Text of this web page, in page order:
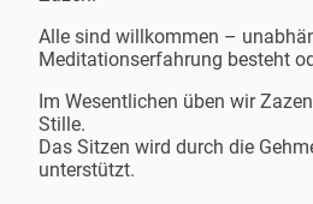
Alle sind willkommen –
Meditationserfahrung besteht
Im Wesentlichen üben wir
Stille.
Das Sitzen wird durch die
unterstützt.